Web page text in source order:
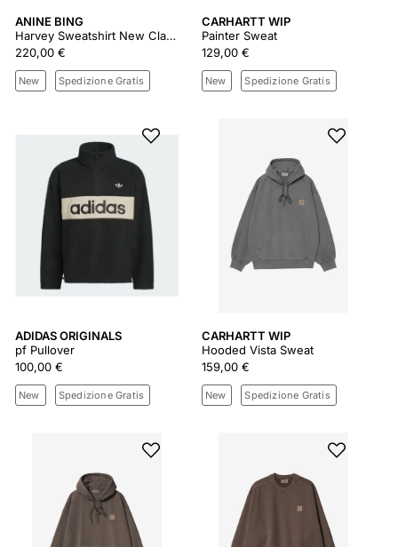
ANINE BING
Harvey Sweatshirt New Classic - Medium Heather Grey
220,00 €
New Spedizione Gratis
CARHARTT WIP
Painter Sweat
129,00 €
New Spedizione Gratis
ADIDAS ORIGINALS
pf Pullover
100,00 €
New Spedizione Gratis
CARHARTT WIP
Hooded Vista Sweat
159,00 €
New Spedizione Gratis